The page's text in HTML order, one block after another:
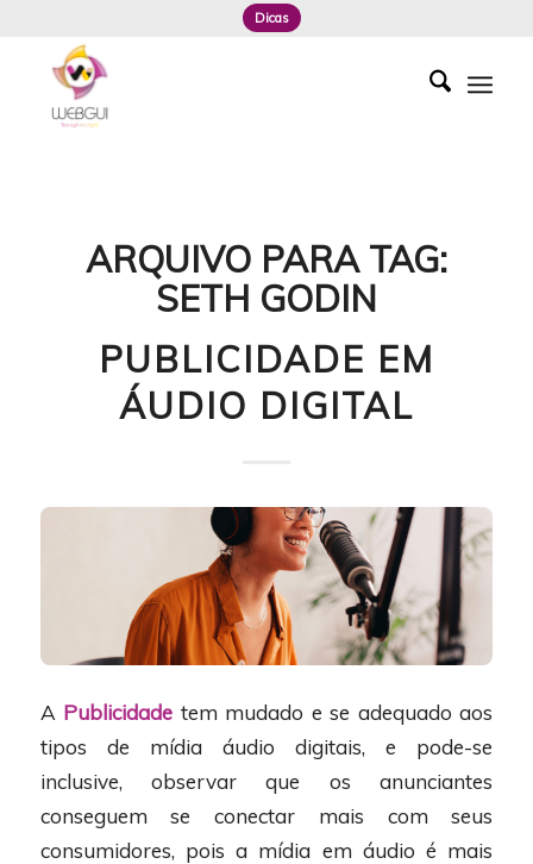
Dicas
ARQUIVO PARA TAG:
SETH GODIN
PUBLICIDADE EM
ÁUDIO DIGITAL
A Publicidade tem mudado e se adequado aos
tipos de mídia áudio digitais, e pode-se
inclusive, observar que os anunciantes
conseguem se conectar mais com seus
consumidores, pois a mídia em áudio é mais